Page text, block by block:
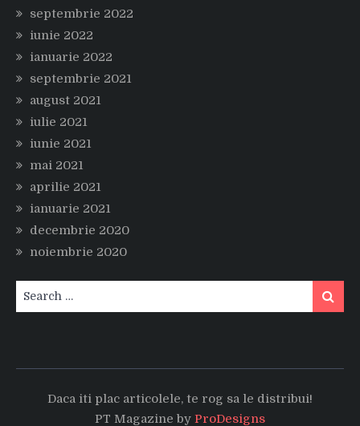
septembrie 2022
iunie 2022
ianuarie 2022
septembrie 2021
august 2021
iulie 2021
iunie 2021
mai 2021
aprilie 2021
ianuarie 2021
decembrie 2020
noiembrie 2020
Search
for:
Search
Daca iti plac articolele, te rog sa le distribui!
PT Magazine by ProDesigns